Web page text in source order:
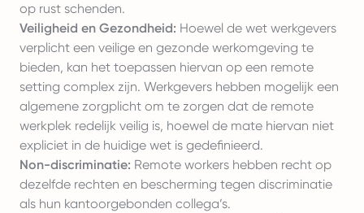
op rust schenden.
Veiligheid en Gezondheid: Hoewel de wet werkgevers
verplicht een veilige en gezonde werkomgeving te
bieden, kan het toepassen hiervan op een remote
setting complex zijn. Werkgevers hebben mogelijk een
algemene zorgplicht om te zorgen dat de remote
werkplek redelijk veilig is, hoewel de mate hiervan niet
expliciet in de huidige wet is gedefinieerd.
Non-discriminatie: Remote workers hebben recht op
dezelfde rechten en bescherming tegen discriminatie
als hun kantoorgebonden collega’s.